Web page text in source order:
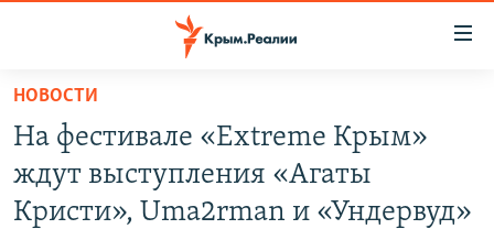
Вернуться
основному
содержанию
Вернутся
НОВОСТИ
СПЕЦПРОЕКТЫ
ВОДА
НОВОСТИ
На фестивале «Extreme Крым»
ждут выступления «Агаты
Кристи», Uma2rman и «Ундервуд»